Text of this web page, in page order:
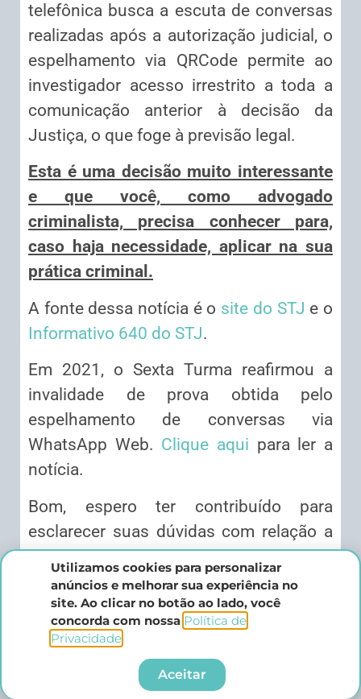
telefônica busca a escuta de conversas
realizadas após a autorização judicial, o
espelhamento via QRCode permite ao
investigador acesso irrestrito a toda a
comunicação anterior à decisão da
Justiça, o que foge à previsão legal.
Esta é uma decisão muito interessante
e que você, como advogado
criminalista, precisa conhecer para,
caso haja necessidade, aplicar na sua
prática criminal.
A fonte dessa notícia é o site do STJ e o
Informativo 640 do STJ.
Em 2021, o Sexta Turma reafirmou a
invalidade de prova obtida pelo
espelhamento de conversas via
WhatsApp Web. Clique aqui para ler a
notícia.
Bom, espero ter contribuído para
esclarecer suas dúvidas com relação a
este tema que é de suma relevância para
a sua prática penal.
Caso tenha interesse em alavancar a
sua carreira, considere investir no seu
sucesso profissional através de um
curso de prática na Advocacia Criminal.
Utilizamos cookies para personalizar
anúncios e melhorar sua experiência no
site. Ao clicar no botão ao lado, você
concorda com nossa Política de
Privacidade.​
Aceitar